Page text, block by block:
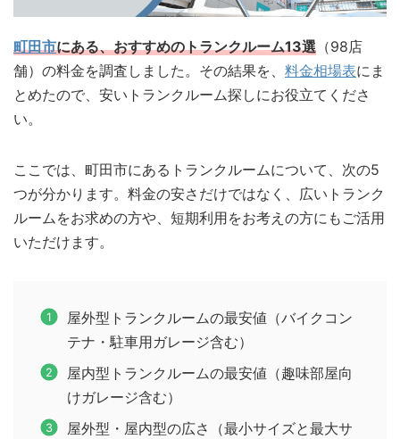
町田市にある、おすすめのトランクルーム13選 （98店
舗）の料金を調査しました。その結果を、 料金相場表にま
とめたので、安いトランクルーム探しにお役立てくださ
い。
ここでは、町田市にあるトランクルームについて、次の5
つが分かります。料金の安さだけではなく、広いトランク
ルームをお求めの方や、短期利用をお考えの方にもご活用
いただけます。
屋外型トランクルームの最安値（バイクコン
テナ・駐車用ガレージ含む）
屋内型トランクルームの最安値（趣味部屋向
けガレージ含む）
屋外型・屋内型の広さ（最小サイズと最大サ